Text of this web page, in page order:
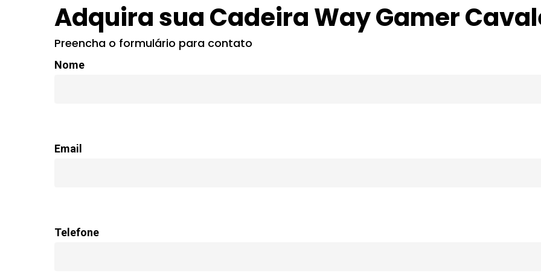
Adquira sua Cadeira Way Gamer
Preencha o formulário para contato
Nome
Email
Telefone